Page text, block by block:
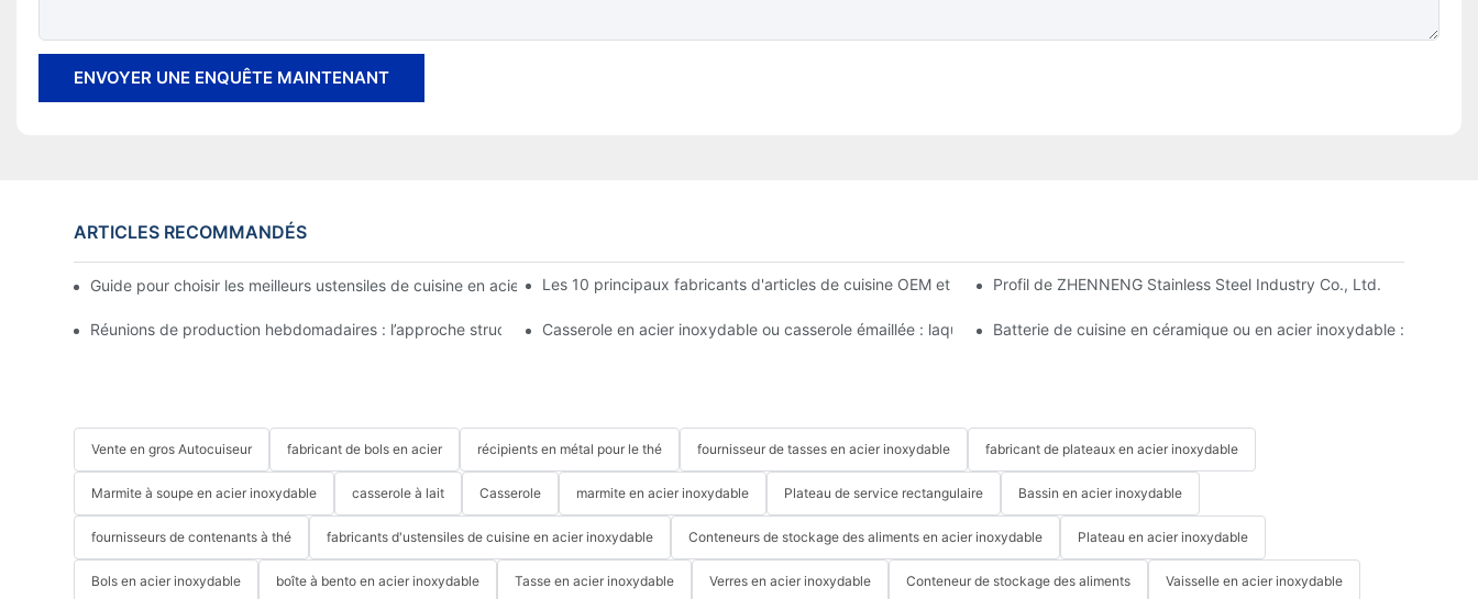
ENVOYER UNE ENQUÊTE MAINTENANT
ARTICLES RECOMMANDÉS
Guide pour choisir les meilleurs ustensiles de cuisine en acier inoxydable : caractéristiques, avantages et conseils d’achat
Les 10 principaux fabricants d'articles de cuisine OEM et ODM en ChineProfil de ZHENNENG Stainless Steel Industry Co., Ltd.
Réunions de production hebdomadaires : l’approche structurée de Zhenneng en matière de sécurité et de contrôle de la qualité
Casserole en acier inoxydable ou casserole émaillée : laquelle est la meilleure ?Batterie de cuisine en céramique ou en acier inoxydable : que
Vente en gros Autocuiseur fabricant de bols en acier récipients en métal pour le thé fournisseur de tasses en acier inoxydable fabricant de plateaux en acier inoxydable
Marmite à soupe en acier inoxydable casserole à lait Casserole marmite en acier inoxydable Plateau de service rectangulaire Bassin en acier inoxydable
fournisseurs de contenants à thé fabricants d'ustensiles de cuisine en acier inoxydable Conteneurs de stockage des aliments en acier inoxydable Plateau en acier inoxydable
Bols en acier inoxydable boîte à bento en acier inoxydable Tasse en acier inoxydable Verres en acier inoxydable Conteneur de stockage des aliments Vaisselle en acier inoxydable